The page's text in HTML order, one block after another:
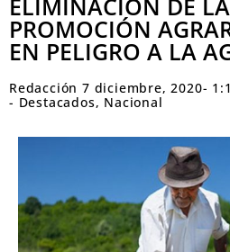
ELIMINACIÓN DE
PROMOCIÓN
EN PELIGRO A LA
Redacción 7 diciembre, 2020-
- Destacados, Nacional